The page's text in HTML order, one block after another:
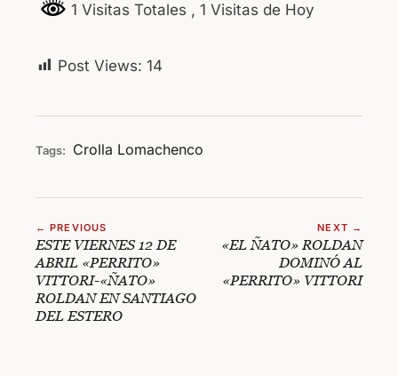
1 Visitas Totales , 1 Visitas de Hoy
Post Views: 14
Tags: Crolla Lomachenco
← PREVIOUS
ESTE VIERNES 12 DE
ABRIL «PERRITO»
VITTORI-«ÑATO»
ROLDAN EN SANTIAGO
DEL ESTERO
NEXT →
«EL ÑATO» ROLDAN
DOMINÓ AL
«PERRITO» VITTORI